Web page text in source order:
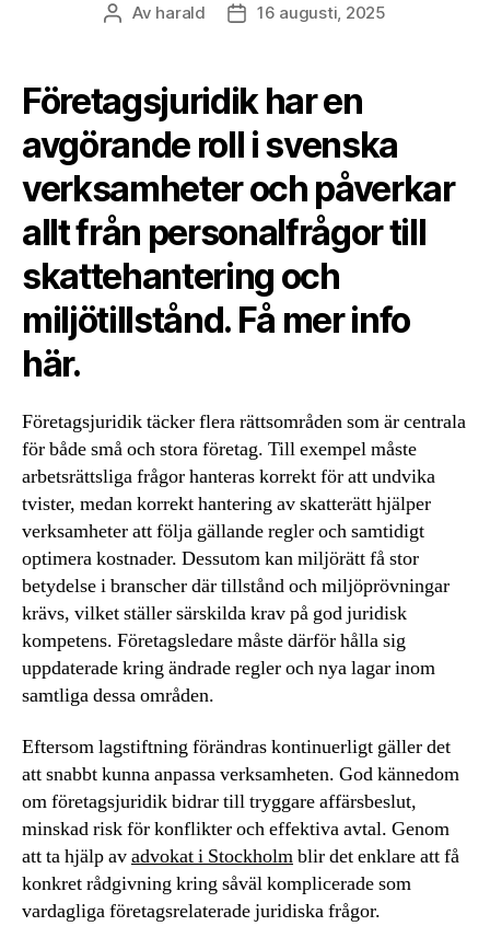
Inläggsförfattare
Av harald Inläggsdatum
16 augusti, 2025
Företagsjuridik har en
avgörande roll i svenska
verksamheter och påverkar
allt från personalfrågor till
skattehantering och
miljötillstånd. Få mer info
här.
Företagsjuridik täcker flera rättsområden som är centrala
för både små och stora företag. Till exempel måste
arbetsrättsliga frågor hanteras korrekt för att undvika
tvister, medan korrekt hantering av skatterätt hjälper
verksamheter att följa gällande regler och samtidigt
optimera kostnader. Dessutom kan miljörätt få stor
betydelse i branscher där tillstånd och miljöprövningar
krävs, vilket ställer särskilda krav på god juridisk
kompetens. Företagsledare måste därför hålla sig
uppdaterade kring ändrade regler och nya lagar inom
samtliga dessa områden.
Eftersom lagstiftning förändras kontinuerligt gäller det
att snabbt kunna anpassa verksamheten. God kännedom
om företagsjuridik bidrar till tryggare affärsbeslut,
minskad risk för konflikter och effektiva avtal. Genom
att ta hjälp avadvokat i Stockholmblir det enklare att få
konkret rådgivning kring såväl komplicerade som
vardagliga företagsrelaterade juridiska frågor.